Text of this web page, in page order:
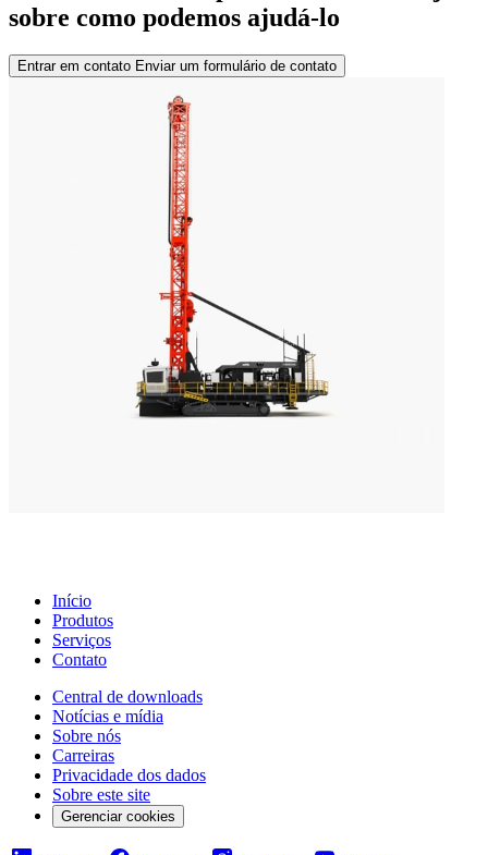
sobre como podemos ajudá-lo
Entrar em contato Enviar um formulário de contato
Início
Produtos
Serviços
Contato
Central de downloads
Notícias e mídia
Sobre nós
Carreiras
Privacidade dos dados
Sobre este site
Gerenciar cookies